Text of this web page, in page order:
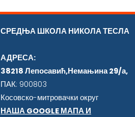
СРЕДЊА ШКОЛА НИКОЛА ТЕСЛА
АДРЕСА:
38218 Лепосавић,Немањина 29/а,
ПАК: 900803
Косовско-митровачки округ
НАША GOOGLE МАПА И